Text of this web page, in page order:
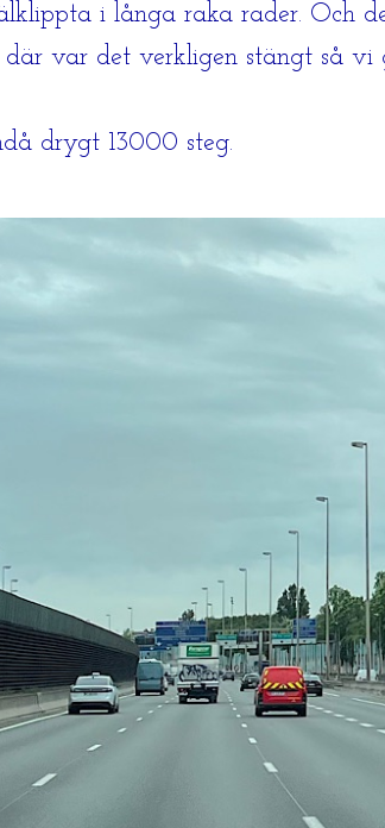
i långa raka rader. Och
var det verkligen stängt så vi
drygt 13000 steg.